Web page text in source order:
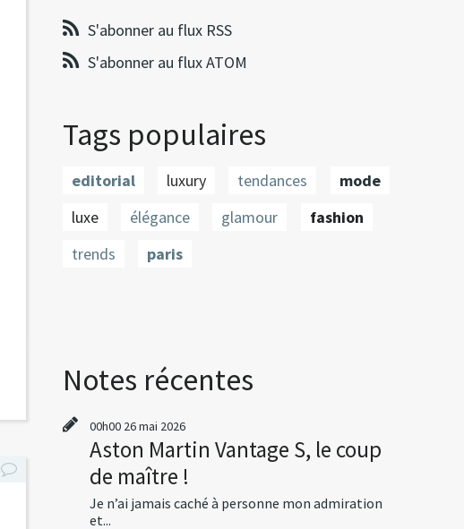
S'abonner au flux RSS
S'abonner au flux ATOM
Tags populaires
editorial luxury tendances
mode
luxe
élégance glamour
fashion
trends
paris
Notes récentes
00h00 26mai 2026
Aston Martin Vantage S, le coup
de maître !
Je n’ai jamais caché à personne mon admiration
et...